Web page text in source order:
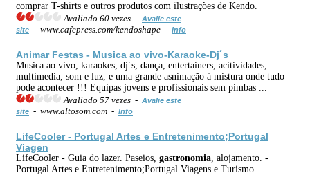
comprar T-shirts e outros produtos com ilustrações de Kendo.
Avaliado 60 vezes - Avalie este
site - www.cafepress.com/kendoshape - Info
Animar Festas - Musica ao vivo-Karaoke-Dj´s
Musica ao vivo, karaokes, dj´s, dança, entertainers, acitividades,
multimedia, som e luz, e uma grande asnimação á mistura onde tudo
pode acontecer !!! Equipas jovens e profissionais sem pimbas ...
Avaliado 57 vezes - Avalie este
site - www.altosom.com - Info
LifeCooler - Portugal Artes e Entretenimento;Portugal
Viagen
LifeCooler - Guia do lazer. Paseios, gastronomia , alojamento. -
Portugal Artes e Entretenimento;Portugal Viagens e Turismo